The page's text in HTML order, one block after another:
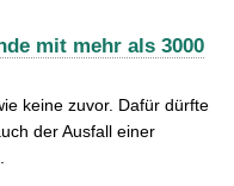
mit mehr als 3000
keine zuvor. Dafür dürfte
der Ausfall einer